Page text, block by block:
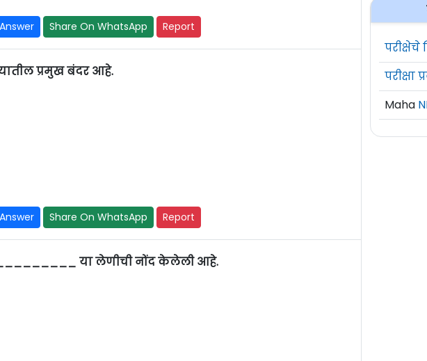
Answer Share On WhatsApp Report
प्रमुख बंदर आहे.
Answer Share On WhatsApp Report
_________ या लेणीची नोंद केलेली आहे.
परीक्षा
Maha